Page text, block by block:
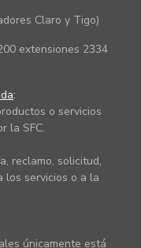
Claro y Tigo)
extensiones 2334
:
o servicios
la SFC.
reclamo, solicitud,
los servicios o a la
únicamente está